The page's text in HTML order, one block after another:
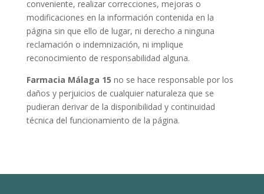
conveniente, realizar correcciones, mejoras o
modificaciones en la información contenida en la
página sin que ello de lugar, ni derecho a ninguna
reclamación o indemnización, ni implique
reconocimiento de responsabilidad alguna.
Farmacia Málaga 15 no se hace responsable por los
daños y perjuicios de cualquier naturaleza que se
pudieran derivar de la disponibilidad y continuidad
técnica del funcionamiento de la página.